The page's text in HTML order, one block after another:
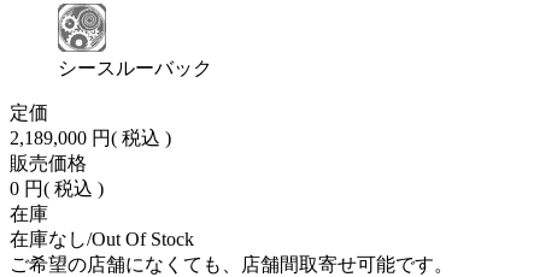
シースルーバック
定価
2,189,000 円( 税込 )
販売価格
0 円( 税込 )
在庫
在庫なし/Out Of Stock
ご希望の店舗になくても、店舗間取寄せ可能です。